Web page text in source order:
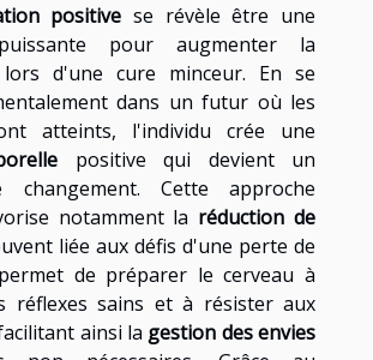
positive se révèle être une
pour augmenter la
lors d'une cure minceur. En se
dans un futur où les
atteints, l'individu crée une
positive qui devient un
changement. Cette approche
notamment la réduction de
liée aux défis d'une perte de
de préparer le cerveau à
réflexes sains et à résister aux
ainsi la gestion des envies